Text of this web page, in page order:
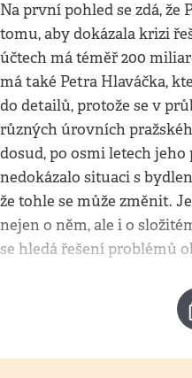
Na první pohled se zdá, že
tomu, aby dokázala krizi
účtech má téměř 200
má také Petra Hlaváčka,
do detailů, protože se v
různých úrovních
dosud, po osmi letech
nedokázalo situaci s
že tohle se může změnit.
nejen o něm, ale i o
se hledá řešení problémů